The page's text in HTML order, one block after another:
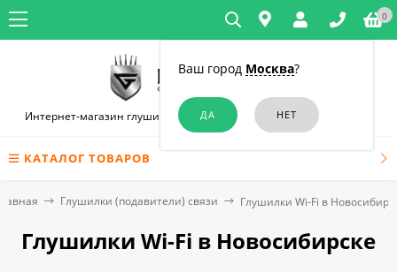
Ваш город Москва?
0
Интернет-магазин глушилок связи и диктофонов в Новосибирске
КАТАЛОГ ТОВАРОВ
Глушилки (подавители) связи Глушилки Wi-Fi в
Глушилки Wi-Fi в Новосибирске